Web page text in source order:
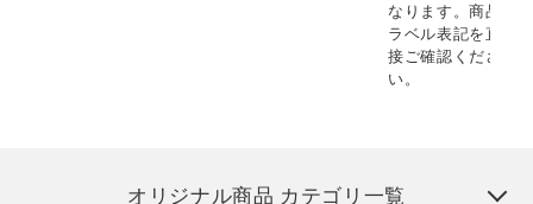
なります。商品
ラベル表記を直
接ご確認くださ
い。
オリジナル商品 カテゴリ一覧